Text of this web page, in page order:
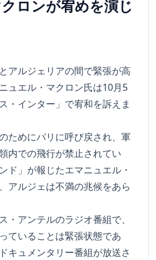
ロンが宥めを演じ
アルジェリアの間で緊張が高
ュエル・マクロン氏は10月5
・インター」で宥和を訴えま
ためにパリに呼び戻され、軍
内での飛行が禁止されてい
ド」が報じたエマニュエル・
アルジェは不満の兆候をあら
・アンテルのラジオ番組で、
ていることは緊張状態であ
キュメンタリー番組が放送さ